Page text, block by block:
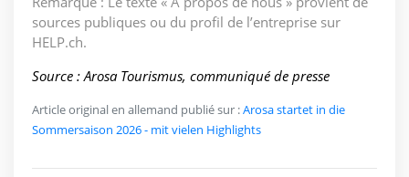
sources publiques ou du profil de l’entreprise sur
HELP.ch.
Source : Arosa Tourismus, communiqué de presse
Article original en allemand publié sur :Arosa startet in die
Sommersaison 2026 - mit vielen Highlights